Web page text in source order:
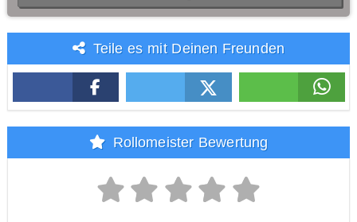
Teile es mit Deinen Freunden
Rollomeister Bewertung